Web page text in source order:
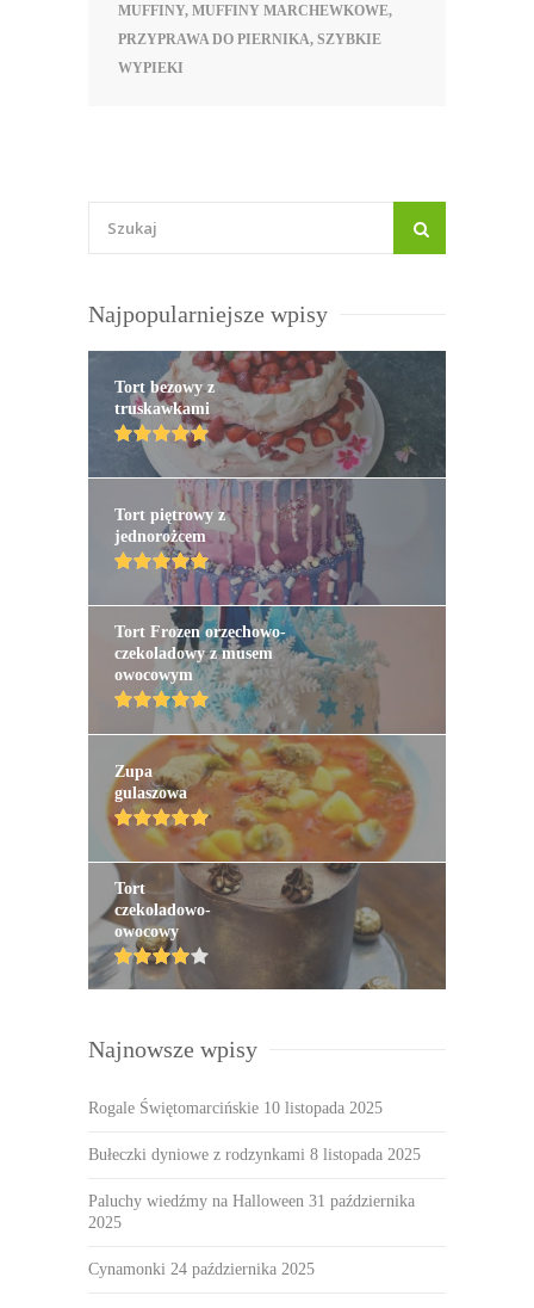
MUFFINY, MUFFINY MARCHEWKOWE,
PRZYPRAWA DO PIERNIKA, SZYBKIE
WYPIEKI
Najpopularniejsze wpisy
Tort bezowy z
truskawkami
Tort piętrowy z
jednorożcem
Tort Frozen orzechowo-
czekoladowy z musem
owocowym
Zupa
gulaszowa
Tort
czekoladowo-
owocowy
Najnowsze wpisy
Rogale Świętomarcińskie 10 listopada 2025
Bułeczki dyniowe z rodzynkami 8 listopada 2025
Paluchy wiedźmy na Halloween 31 października
2025
Cynamonki 24 października 2025